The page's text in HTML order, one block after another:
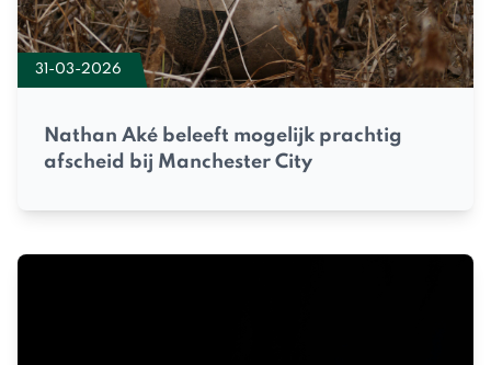
31-03-2026
Nathan Aké beleeft mogelijk prachtig
afscheid bij Manchester City